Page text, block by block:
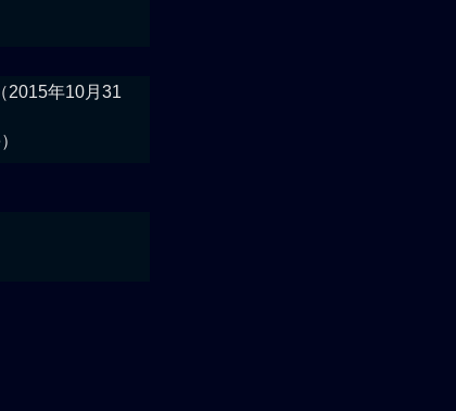
2015年10月31